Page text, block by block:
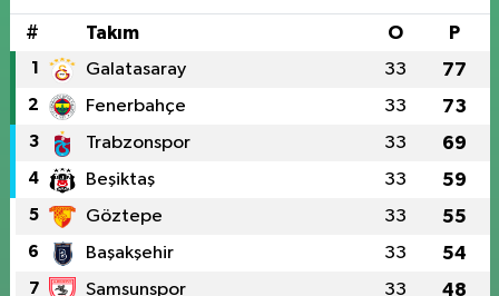
# Takım O P
1 Galatasaray 33 77
2 Fenerbahçe 33 73
3 Trabzonspor 33 69
4 Beşiktaş 33 59
5 Göztepe 33 55
6 Başakşehir 33 54
7 Samsunspor 33 48